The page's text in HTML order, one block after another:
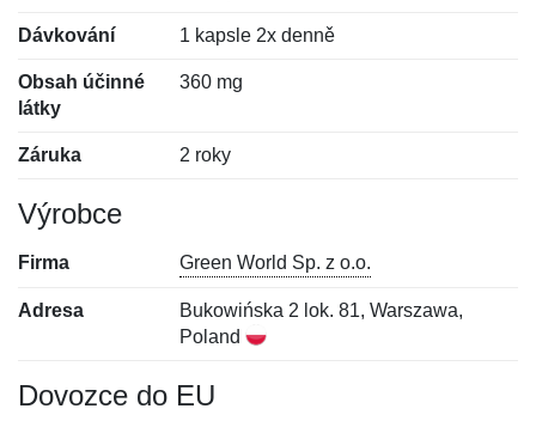
Dávkování 1 kapsle 2x denně
Obsah účinné
látky
360 mg
Záruka 2 roky
Výrobce
Firma Green World Sp. z o.o.
Adresa
Bukowińska 2 lok. 81, Warszawa,
Poland
Dovozce do EU